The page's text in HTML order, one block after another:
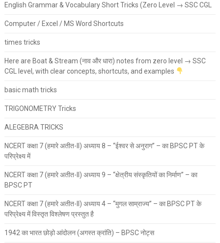
English Grammar & Vocabulary Short Tricks (Zero Level → SSC CGL
Computer / Excel / MS Word Shortcuts
times tricks
Here are Boat & Stream (नाव और धारा) notes from zero level → SSC
CGL level, with clear concepts, shortcuts, and examples
basic math tricks
TRIGONOMETRY Tricks
ALEGEBRA TRICKS
NCERT कक्षा 7 (हमारे अतीत-II) अध्याय 8 – “ईश्वर से अनुराग” – का BPSC PT के
परिप्रेक्ष्य में
NCERT कक्षा 7 (हमारे अतीत-II) अध्याय 9 – “क्षेत्रीय संस्कृतियों का निर्माण” – का
BPSC PT
NCERT कक्षा 7 (हमारे अतीत-II) अध्याय 4 – “मुगल साम्राज्य” – का BPSC PT के
परिप्रेक्ष्य में विस्तृत विश्लेषण प्रस्तुत है
1942 का भारत छोड़ो आंदोलन (अगस्त क्रांति) – BPSC नोट्स